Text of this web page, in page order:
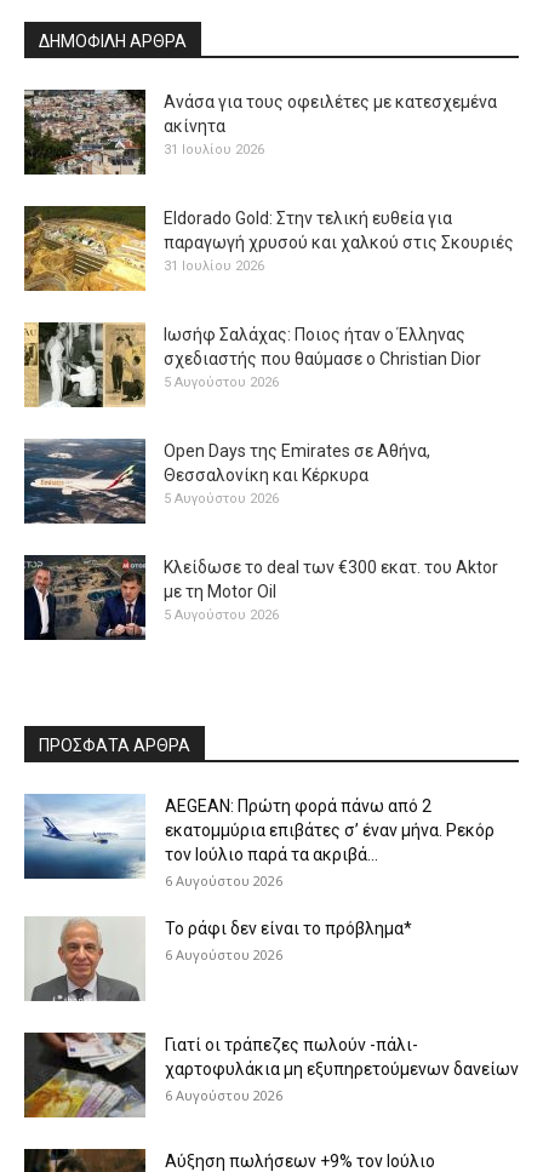
ΔΗΜΟΦΙΛΗ ΑΡΘΡΑ
Ανάσα για τους οφειλέτες με κατεσχεμένα
ακίνητα
31 Ιουλίου 2026
Eldorado Gold: Στην τελική ευθεία για
παραγωγή χρυσού και χαλκού στις Σκουριές
31 Ιουλίου 2026
Ιωσήφ Σαλάχας: Ποιος ήταν ο Έλληνας
σχεδιαστής που θαύμασε ο Christian Dior
5 Αυγούστου 2026
Open Days της Emirates σε Αθήνα,
Θεσσαλονίκη και Κέρκυρα
5 Αυγούστου 2026
Κλείδωσε το deal των €300 εκατ. του Aktor
με τη Μotor Oil
5 Αυγούστου 2026
ΠΡΟΣΦΑΤΑ ΑΡΘΡΑ
AEGEAN: Πρώτη φορά πάνω από 2
εκατομμύρια επιβάτες σ’ έναν μήνα. Ρεκόρ
τον Ιούλιο παρά τα ακριβά...
6 Αυγούστου 2026
Το ράφι δεν είναι το πρόβλημα*
6 Αυγούστου 2026
Γιατί οι τράπεζες πωλούν -πάλι-
χαρτοφυλάκια μη εξυπηρετούμενων δανείων
6 Αυγούστου 2026
Aύξηση πωλήσεων +9% τον Ιούλιο